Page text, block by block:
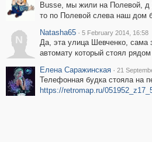
Вusse, мы жили на Полевой, д
то по Полевой слева наш дом
N
Natasha65 · 5 February 2014, 16:58
Да, эта улица Шевченко, сама
автомату который стоял
Елена Саражинская · 21
Телефонная будка стояла на
https://retromap.ru/